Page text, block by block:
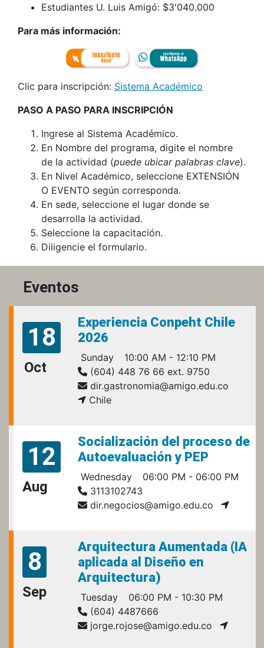
Estudiantes U. Luis Amigó: $3'040.000
Para más información:
Clic para inscripción: Sistema Académico
PASO A PASO PARA INSCRIPCIÓN
Ingrese al Sistema Académico.
En Nombre del programa, digite el nombre
de la actividad (puede ubicar palabras clave).
En Nivel Académico, seleccione EXTENSIÓN
O EVENTO según corresponda.
En sede, seleccione el lugar donde se
desarrolla la actividad.
Seleccione la capacitación.
Diligencie el formulario.
Eventos
18
Oct
Experiencia Conpeht Chile
2026
Sunday
10:00 AM - 12:10 PM
(604) 448 76 66 ext. 9750
dir.gastronomia@amigo.edu.co
Chile
12
Aug
Socialización del proceso de
Autoevaluación y PEP
Wednesday
06:00 PM - 06:00 PM
3113102743
dir.negocios@amigo.edu.co
8
Sep
Arquitectura Aumentada (IA
aplicada al Diseño en
Arquitectura)
Tuesday
06:00 PM - 10:30 PM
(604) 4487666
jorge.rojose@amigo.edu.co